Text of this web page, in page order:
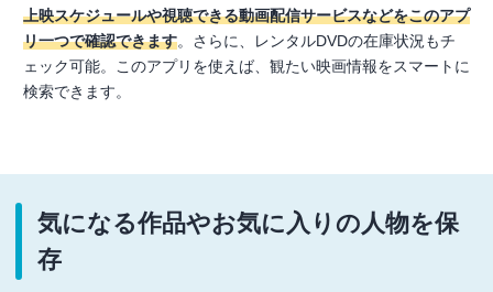
上映スケジュールや視聴できる動画配信サービスなどをこのアプ
リ一つで確認できます。さらに、レンタルDVDの在庫状況もチ
ェック可能。このアプリを使えば、観たい映画情報をスマートに
検索できます。
気になる作品やお気に入りの人物を保
存